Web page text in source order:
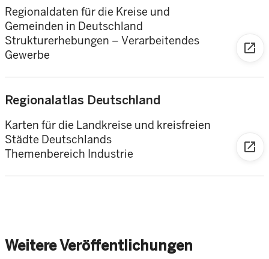
Regionaldaten für die Kreise und
Gemeinden in Deutschland
Strukturerhebungen – Verarbeitendes
Gewerbe
open_in_new
Regionalatlas Deutschland
Karten für die Landkreise und kreisfreien
Städte Deutschlands
Themenbereich Industrie
open_in_new
Weitere Veröffentlichungen